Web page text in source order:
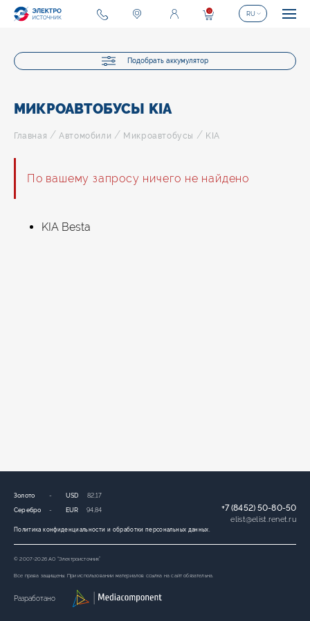
Подобрать аккумулятор
МИКРОАВТОБУСЫ KIA
Главная /Автомобили / Микроавтобусы / KIA
По вашему запросу ничего не найдено
KIA Besta
Политика конфиденциальности и обработки персональных данных.
Золото -
Серебро -
USD 82,17
EUR 94,84 +7 (8452) 50-80-50
elist@elist.renet.ru
© 2007-2026 АО “Электроисточник”
Все права защищены. При использовании материалов ссылка на сайт обязательна.
Разработано
0 RU